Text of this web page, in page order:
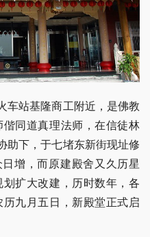
车站基隆商工附近，是佛教
同道真理法师，在信徒林
助下，于七堵东新街现址修
增，而原建殿舍又久历星
扩大改建，历时数年，各
九月五日，新殿堂正式启